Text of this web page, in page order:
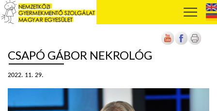
CSAPÓ GÁBOR NEKROLÓG
2022. 11. 29.